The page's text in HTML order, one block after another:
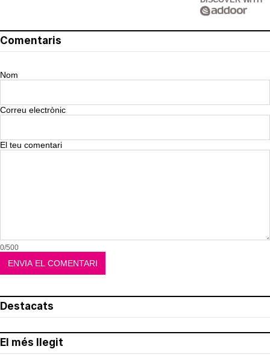
Comentaris
Nom
Correu electrònic
El teu comentari
0/500
Destacats
El més llegit